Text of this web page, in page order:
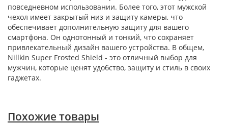
повседневном использовании. Более того, этот мужской
чехол имеет закрытый низ и защиту камеры, что
обеспечивает дополнительную защиту для вашего
смартфона. Он однотонный и тонкий, что сохраняет
привлекательный дизайн вашего устройства. В общем,
Nillkin Super Frosted Shield - это отличный выбор для
мужчин, которые ценят удобство, защиту и стиль в своих
гаджетах.
Похожие товары